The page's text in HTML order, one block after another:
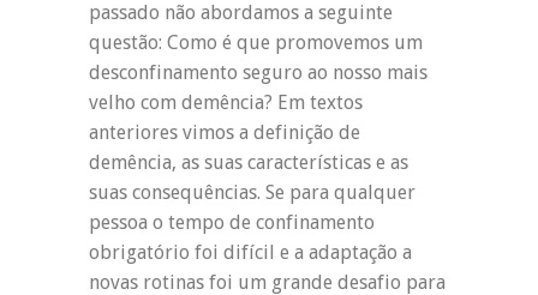
passado não abordamos a seguinte
questão: Como é que promovemos um
desconfinamento seguro ao nosso mais
velho com demência? Em textos
anteriores vimos a definição de
demência, as suas características e as
suas consequências. Se para qualquer
pessoa o tempo de confinamento
obrigatório foi difícil e a adaptação a
novas rotinas foi um grande desafio para